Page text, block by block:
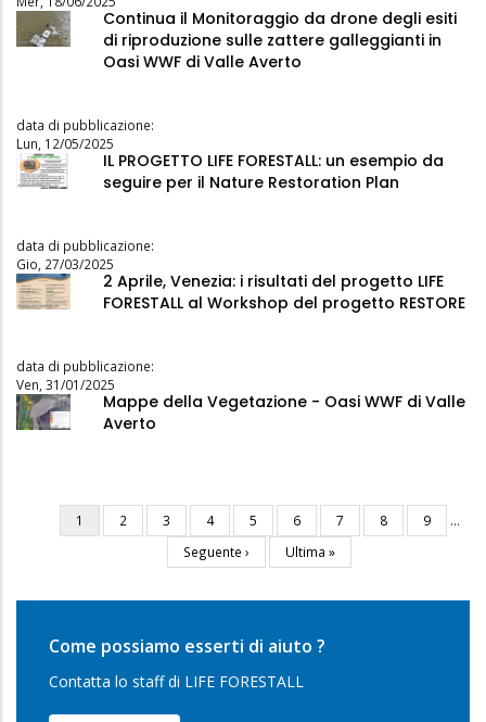
Continua il Monitoraggio da drone degli esiti
di riproduzione sulle zattere galleggianti in
Oasi WWF di Valle Averto
data di pubblicazione:
Lun, 12/05/2025
IL PROGETTO LIFE FORESTALL: un esempio da
seguire per il Nature Restoration Plan
data di pubblicazione:
Gio, 27/03/2025
2 Aprile, Venezia: i risultati del progetto LIFE
FORESTALL al Workshop del progetto RESTORE
data di pubblicazione:
Ven, 31/01/2025
Mappe della Vegetazione - Oasi WWF di Valle
Averto
Paginazione
Pagina
attuale
1 Pagina
2 Pagina
3 Pagina
4 Pagina
5 Pagina
6 Pagina
7 Pagina
8 Pagina
9
…
Pagina
successiva
Seguente ›
Ultima
pagina
Ultima »
Come possiamo esserti di aiuto ?
Contatta lo staff di LIFE FORESTALL